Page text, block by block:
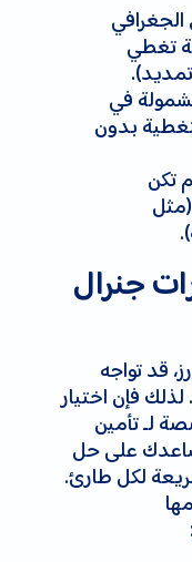
الجغرافي
تغطي
في
بدون
تكن
جنرال
قد تواجه
فإن اختيار
لـ تأمين
على حل
لكل طارئ.